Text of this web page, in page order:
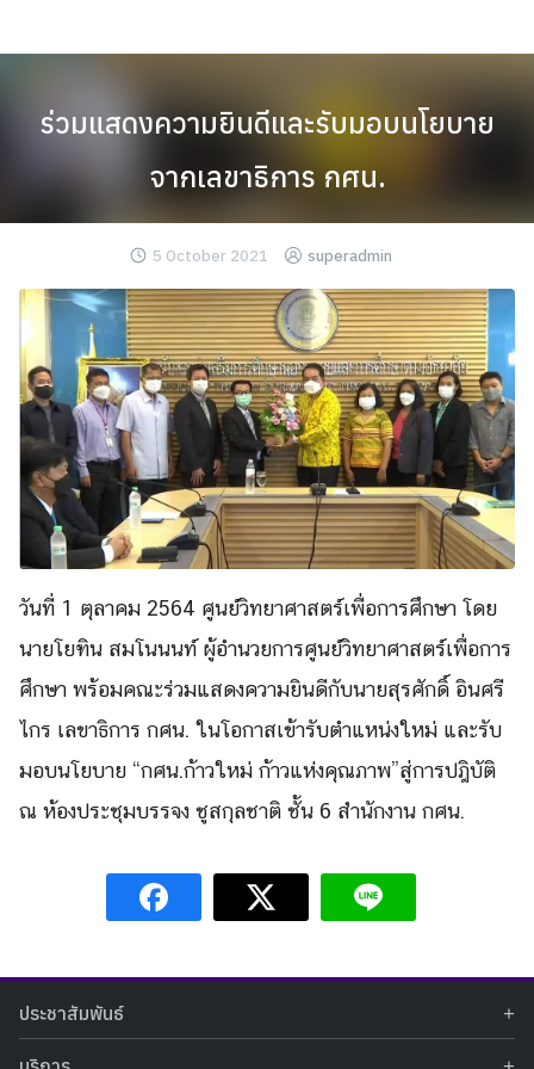
to
Search
ร่วมแสดงความยินดีและรับมอบนโยบาย
จากเลขาธิการ กศน.
5 October 2021 superadmin
วันที่ 1 ตุลาคม 2564 ศูนย์วิทยาศาสตร์เพื่อการศึกษา โดย
นายโยฑิน สมโนนนท์ ผู้อำนวยการศูนย์วิทยาศาสตร์เพื่อการ
ศึกษา พร้อมคณะร่วมแสดงความยินดีกับนายสุรศักดิ์ อินศรี
ไกร เลขาธิการ กศน. ในโอกาสเข้ารับตำแหน่งใหม่ และรับ
มอบนโยบาย “กศน.ก้าวใหม่ ก้าวแห่งคุณภาพ”สู่การปฎิบัติ
ณ ห้องประชุมบรรจง ชูสกุลชาติ ชั้น 6 สำนักงาน กศน.
ประชาสัมพันธ์
ข่าวประชาสัมพันธ์